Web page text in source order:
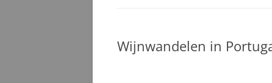
Wijnwandelen in